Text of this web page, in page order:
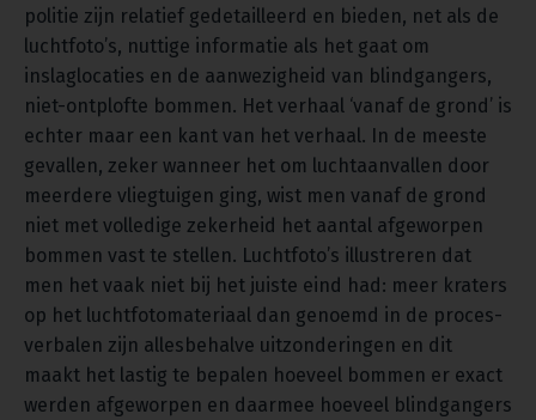
politie zijn relatief gedetailleerd en bieden, net als de
luchtfoto’s, nuttige informatie als het gaat om
inslaglocaties en de aanwezigheid van blindgangers,
niet-ontplofte bommen. Het verhaal ‘vanaf de grond’ is
echter maar een kant van het verhaal. In de meeste
gevallen, zeker wanneer het om luchtaanvallen door
meerdere vliegtuigen ging, wist men vanaf de grond
niet met volledige zekerheid het aantal afgeworpen
bommen vast te stellen. Luchtfoto’s illustreren dat
men het vaak niet bij het juiste eind had: meer kraters
op het luchtfotomateriaal dan genoemd in de proces-
verbalen zijn allesbehalve uitzonderingen en dit
maakt het lastig te bepalen hoeveel bommen er exact
werden afgeworpen en daarmee hoeveel blindgangers